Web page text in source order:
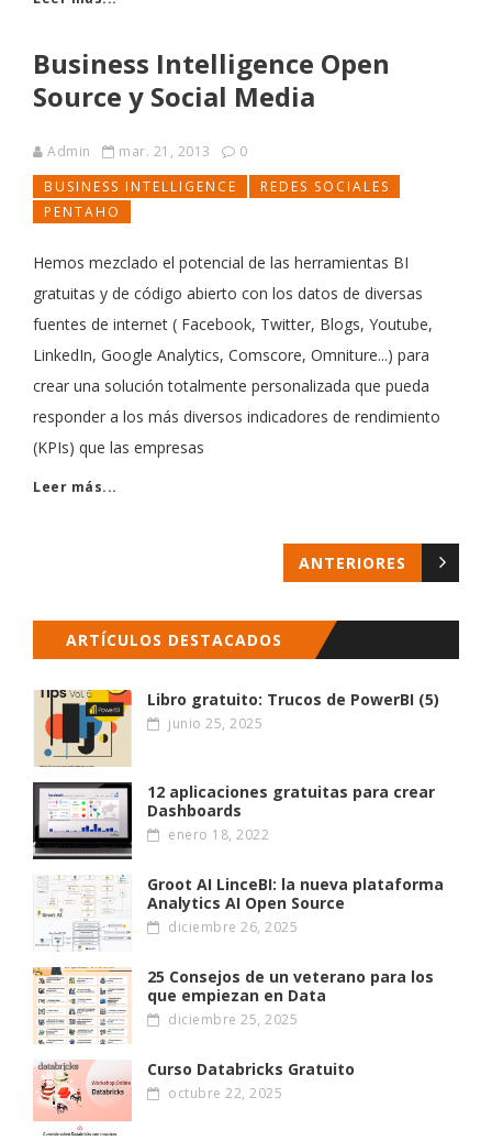
Business Intelligence Open
Source y Social Media
Admin mar. 21, 2013
0
BUSINESS INTELLIGENCE
REDES SOCIALES
PENTAHO
Hemos mezclado el potencial de las herramientas BI
gratuitas y de código abierto con los datos de diversas
fuentes de internet ( Facebook, Twitter, Blogs, Youtube,
LinkedIn, Google Analytics, Comscore, Omniture...) para
crear una solución totalmente personalizada que pueda
responder a los más diversos indicadores de rendimiento
(KPIs) que las empresas
Leer más...
ANTERIORES
ARTÍCULOS DESTACADOS
Libro gratuito: Trucos de PowerBI (5)
junio 25, 2025
12 aplicaciones gratuitas para crear
Dashboards
enero 18, 2022
Groot AI LinceBI: la nueva plataforma
Analytics AI Open Source
diciembre 26, 2025
25 Consejos de un veterano para los
que empiezan en Data
diciembre 25, 2025
Curso Databricks Gratuito
octubre 22, 2025